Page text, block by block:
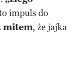
impuls do
mitem, że jajka